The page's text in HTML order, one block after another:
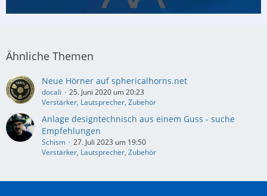
Ähnliche Themen
Neue Hörner auf sphericalhorns.net
docali
25. Juni 2020 um 20:23
Verstärker, Lautsprecher, Zubehör
Anlage designtechnisch aus einem Guss - suche
Empfehlungen
Schism
27. Juli 2023 um 19:50
Verstärker, Lautsprecher, Zubehör